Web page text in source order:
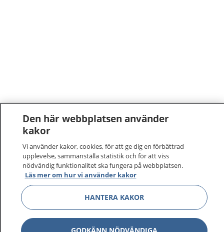
1177 –tryggt om din hälsa och vård
På 1177.se får du råd om hälsa och information om
sjukdomar och vilka mottagningar du kan kontakta.
Logga in för att läsa din journal och göra dina
vårdärenden. Ring telefonnummer 1177 för
sjukvårdsrådgivning dygnet runt.
1177 ger dig råd när du vill må bättre.
Den här webbplatsen använder
kakor
Vi använder kakor, cookies, för att ge dig en förbättrad
upplevelse, sammanställa statistik och för att viss
nödvändig funktionalitet ska fungera på webbplatsen.
Läs mer om hur vi använder kakor
HANTERA KAKOR